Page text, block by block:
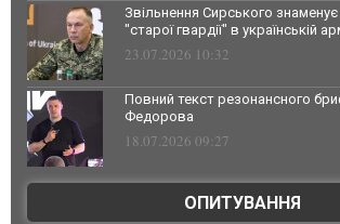
Звільнення Сирського знаменує
"старої гвардії" в українській
23.07.2026 10:32
Повний текст резонансного
Федорова
18.07.2026 09:27
ОПИТУВАННЯ